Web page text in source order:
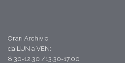
Orari Archivio
da LUN a VEN:
8.30-12.30 /13.30-17.00